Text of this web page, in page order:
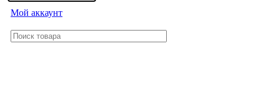
Мой аккаунт